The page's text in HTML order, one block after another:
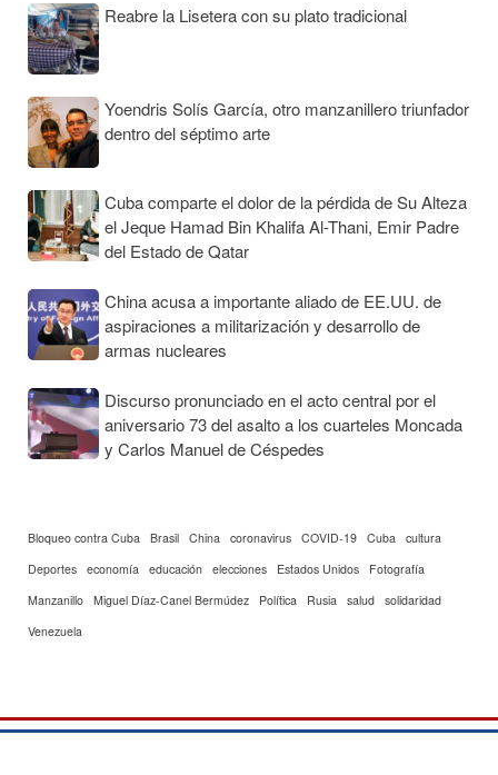
Reabre la Lisetera con su plato tradicional
Yoendris Solís García, otro manzanillero triunfador
dentro del séptimo arte
Cuba comparte el dolor de la pérdida de Su Alteza
el Jeque Hamad Bin Khalifa Al-Thani, Emir Padre
del Estado de Qatar
China acusa a importante aliado de EE.UU. de
aspiraciones a militarización y desarrollo de
armas nucleares
Discurso pronunciado en el acto central por el
aniversario 73 del asalto a los cuarteles Moncada
y Carlos Manuel de Céspedes
Bloqueo contra Cuba Brasil China coronavirus COVID-19 Cuba cultura
Deportes economía educación elecciones Estados Unidos
Fotografía
Manzanillo Miguel Díaz-Canel Bermúdez Política Rusia salud solidaridad
Venezuela